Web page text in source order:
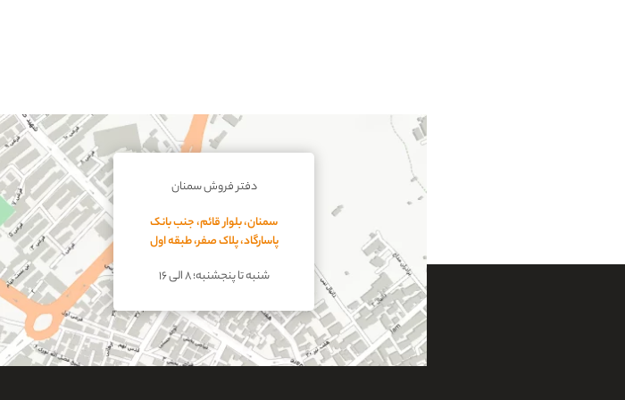
دفتر فروش سمنان
سمنان، بلوار قائم، جنب بانک
پاسارگاد، پلاک صفر، طبقه اول
شنبه تا پنجشنبه؛ ۸ الی ۱۶